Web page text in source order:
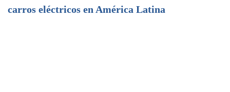
carros eléctricos en América Latina